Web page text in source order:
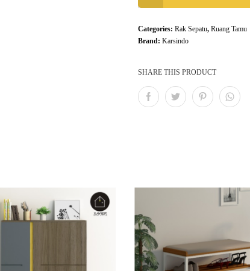
Categories:Rak Sepatu,Ruang Tamu
Brand:Karsindo
SHARE THIS PRODUCT